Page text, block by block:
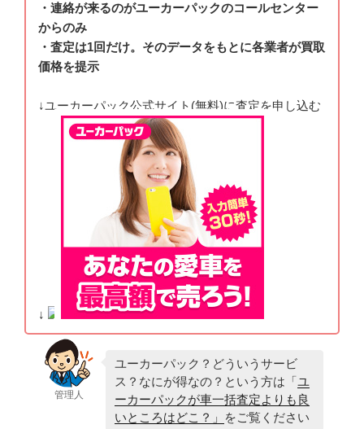
・連絡が来るのがユーカーパックのコールセンター
からのみ
・査定は1回だけ。そのデータをもとに各業者が買取
価格を提示
↓ユーカーパック公式サイト(無料)に査定を申し込む
↓
管理人
ユーカーパック？どういうサービ
ス？なにが得なの？という方は「ユ
ーカーパックが車一括査定よりも良
いところはどこ？」
をご覧ください